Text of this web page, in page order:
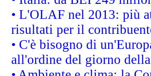
• L'OLAF nel 2013: più
risultati per il
• C'è bisogno di
all'ordine del giorno